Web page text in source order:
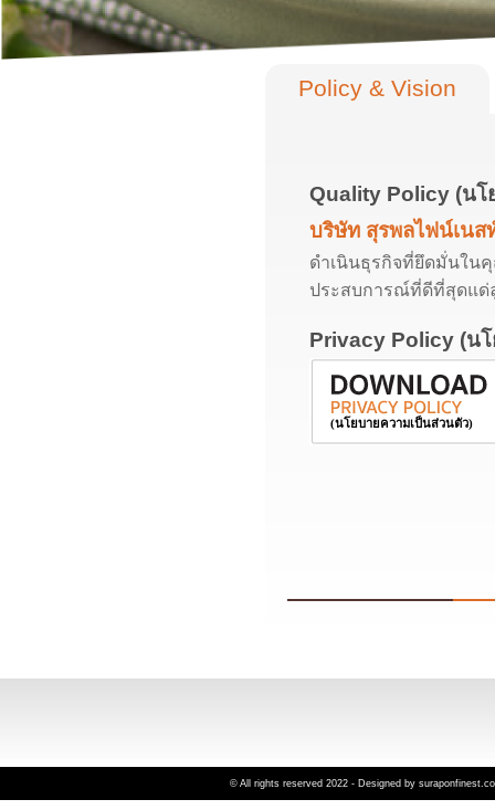
Policy & Vision
Quality Policy (น
บริษัท สุรพลไฟน์เนส
ดำเนินธุรกิจที่ยึดมั่นใน
ประสบการณ์ที่ดีที่สุดแด่
Privacy Policy (นโ
© All rights reserved 2022 - Designed by